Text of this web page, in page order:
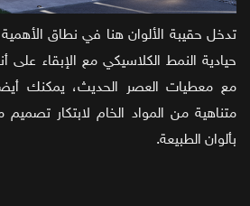
تدخل حقيبة الألوان هنا في نطاق
حيادية النمط الكلاسيكي مع الإبقاء على
مع معطيات العصر الحديث، يمكنك
متناهية من المواد الخام لابتكار
بألوان الطبيعة.